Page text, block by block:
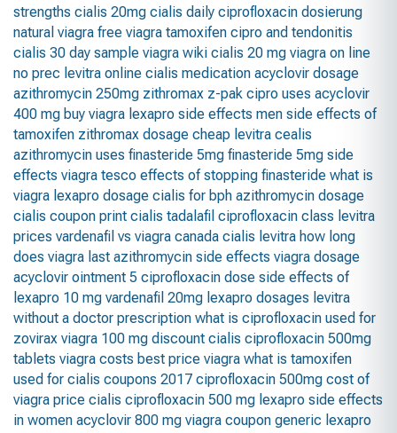
strengths cialis 20mg cialis daily ciprofloxacin dosierung
natural viagra free viagra tamoxifen cipro and tendonitis
cialis 30 day sample viagra wiki cialis 20 mg viagra on line
no prec levitra online cialis medication acyclovir dosage
azithromycin 250mg zithromax z-pak cipro uses acyclovir
400 mg buy viagra lexapro side effects men side effects of
tamoxifen zithromax dosage cheap levitra cealis
azithromycin uses finasteride 5mg finasteride 5mg side
effects viagra tesco effects of stopping finasteride what is
viagra lexapro dosage cialis for bph azithromycin dosage
cialis coupon print cialis tadalafil ciprofloxacin class levitra
prices vardenafil vs viagra canada cialis levitra how long
does viagra last azithromycin side effects viagra dosage
acyclovir ointment 5 ciprofloxacin dose side effects of
lexapro 10 mg vardenafil 20mg lexapro dosages levitra
without a doctor prescription what is ciprofloxacin used for
zovirax viagra 100 mg discount cialis ciprofloxacin 500mg
tablets viagra costs best price viagra what is tamoxifen
used for cialis coupons 2017 ciprofloxacin 500mg cost of
viagra price cialis ciprofloxacin 500 mg lexapro side effects
in women acyclovir 800 mg viagra coupon generic lexapro